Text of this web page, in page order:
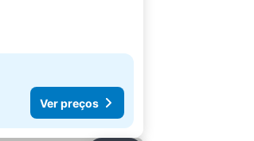
Ver preços